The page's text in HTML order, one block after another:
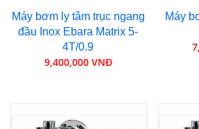
Máy bơm ly tâm trục ngang
đầu Inox Ebara Matrix 5-
4T/0.9
9,400,000 VNĐ
Máy